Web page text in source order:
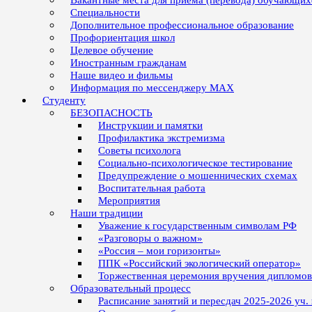
Специальности
Дополнительное профессиональное образование
Профориентация школ
Целевое обучение
Иностранным гражданам
Наше видео и фильмы
Информация по мессенджеру MAX
Студенту
БЕЗОПАСНОСТЬ
Инструкции и памятки
Профилактика экстремизма
Советы психолога
Социально-психологическое тестирование
Предупреждение о мошеннических схемах
Воспитательная работа
Мероприятия
Наши традиции
Уважение к государственным символам РФ
«Разговоры о важном»
«Россия – мои горизонты»
ППК «Российский экологический оператор»
Торжественная церемония вручения
Образовательный процесс
Расписание занятий и пересдач 2025-2026 уч.